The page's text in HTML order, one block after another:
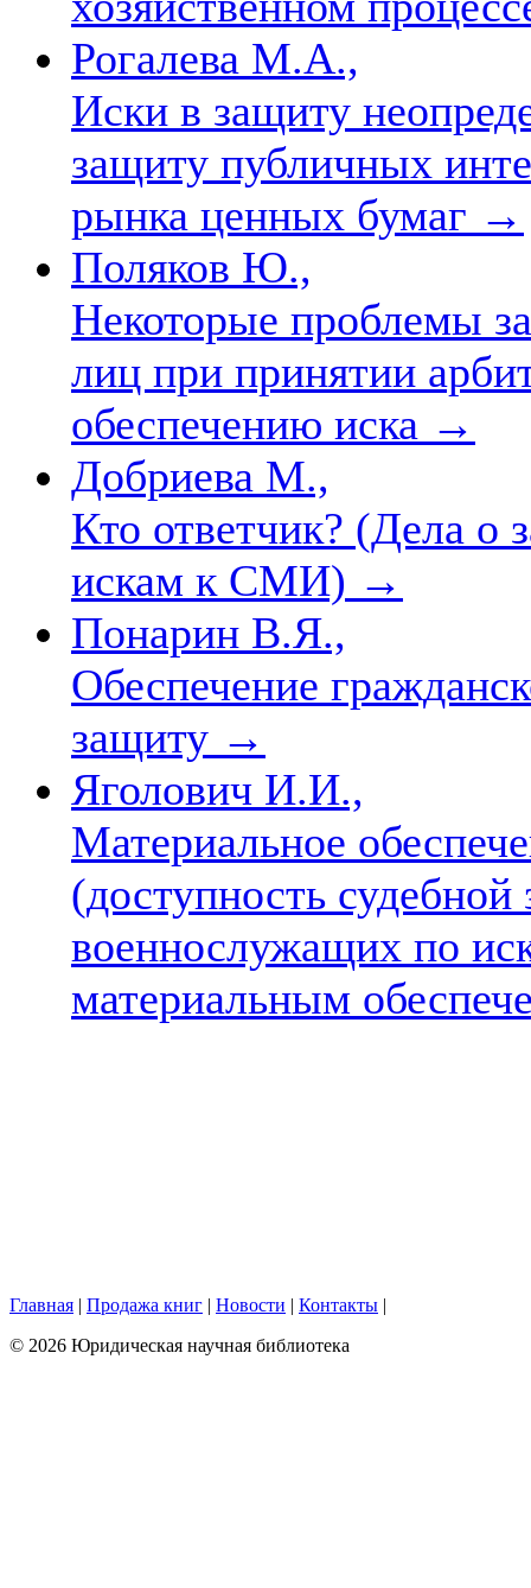
Рогалева М.А.,
Иски в защиту
защиту публичных
рынка ценных бумаг →
Поляков Ю.,
Некоторые проблемы
лиц при принятии
обеспечению иска →
Добриева М.,
Кто ответчик? (Дела о
искам к СМИ) →
Понарин В.Я.,
Обеспечение
защиту →
Яголович И.И.,
Материальное
(доступность
военнослужащих по
материальным
Главная | Продажа книг | Новости | Контакты |
© 2026 Юридическая научная библиотека